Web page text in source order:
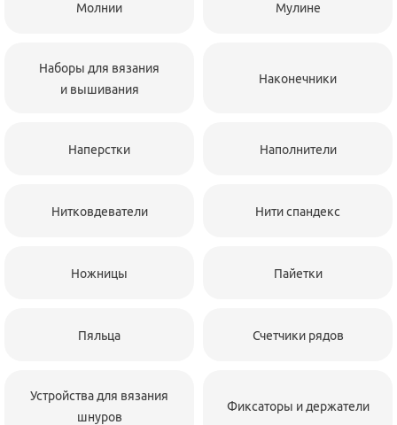
Молнии Мулине
Наборы для вязания
и вышивания
Наконечники
Наперстки Наполнители
Нитковдеватели Нити спандекс
Ножницы Пайетки
Пяльца Счетчики рядов
Устройства для вязания
шнуров
Фиксаторы и держатели